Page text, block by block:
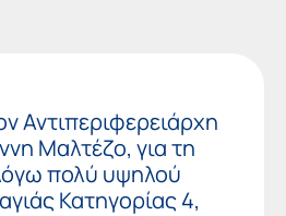
Αντιπεριφερειάρχη
Μαλτέζο, για τη
πολύ υψηλού
Κατηγορίας 4,